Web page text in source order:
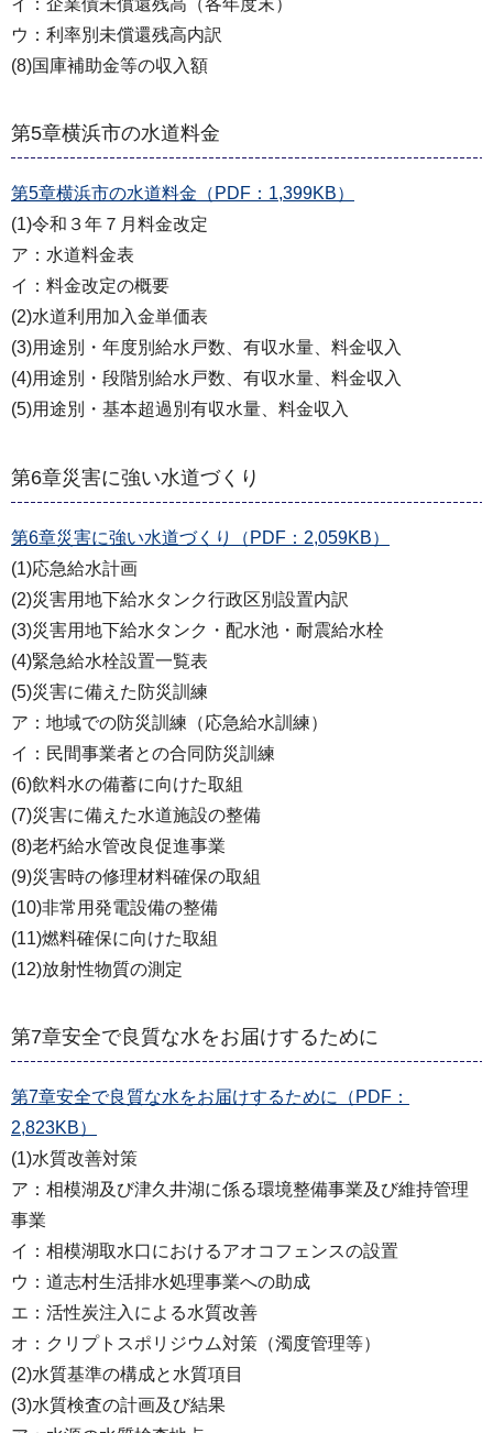
ウ：利率別未償還残高内訳
(8)国庫補助金等の収入額
第5章横浜市の水道料金
第5章横浜市の水道料金（PDF：1,399KB）
(1)令和３年７月料金改定
ア：水道料金表
イ：料金改定の概要
(2)水道利用加入金単価表
(3)用途別・年度別給水戸数、有収水量、料金収入
(4)用途別・段階別給水戸数、有収水量、料金収入
(5)用途別・基本超過別有収水量、料金収入
第6章災害に強い水道づくり
第6章災害に強い水道づくり（PDF：2,059KB）
(1)応急給水計画
(2)災害用地下給水タンク行政区別設置内訳
(3)災害用地下給水タンク・配水池・耐震給水栓
(4)緊急給水栓設置一覧表
(5)災害に備えた防災訓練
ア：地域での防災訓練（応急給水訓練）
イ：民間事業者との合同防災訓練
(6)飲料水の備蓄に向けた取組
(7)災害に備えた水道施設の整備
(8)老朽給水管改良促進事業
(9)災害時の修理材料確保の取組
(10)非常用発電設備の整備
(11)燃料確保に向けた取組
(12)放射性物質の測定
第7章安全で良質な水をお届けするために
第7章安全で良質な水をお届けするために（PDF：
2,823KB）
(1)水質改善対策
ア：相模湖及び津久井湖に係る環境整備事業及び維持管理
事業
イ：相模湖取水口におけるアオコフェンスの設置
ウ：道志村生活排水処理事業への助成
エ：活性炭注入による水質改善
オ：クリプトスポリジウム対策（濁度管理等）
(2)水質基準の構成と水質項目
(3)水質検査の計画及び結果